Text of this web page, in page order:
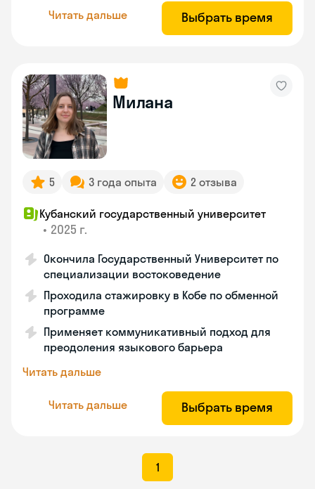
Читать дальше Выбрать время
Милана
5 3 года опыта 2 отзыва
Кубанский государственный университет
• 2025 г.
Окончила Государственный Университет по
специализации востоковедение
Проходила стажировку в Кобе по обменной
программе
Применяет коммуникативный подход для
преодоления языкового барьера
Читать дальше
Читать дальше Выбрать время
1